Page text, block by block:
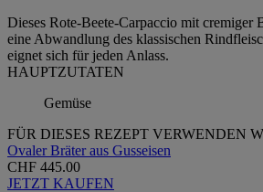
Dieses Rote-Beete-Carpaccio mit cremiger
eine Abwandlung des klassischen
eignet sich für jeden Anlass.
HAUPTZUTATEN
Gemüse
FÜR DIESES REZEPT VERWENDEN
Ovaler Bräter aus Gusseisen
CHF 445.00
JETZT KAUFEN